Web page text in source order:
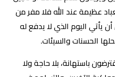
عظيمة عند الله فلا مفر من
يأتي اليوم الذي لا يدفع له
الحسنات والسيئات.
باستهانة، بلا حاجة ولا